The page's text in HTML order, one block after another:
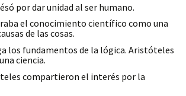
por dar unidad al ser humano.
el conocimiento científico como una
de las cosas.
los fundamentos de la lógica. Aristóteles
ciencia.
compartieron el interés por la